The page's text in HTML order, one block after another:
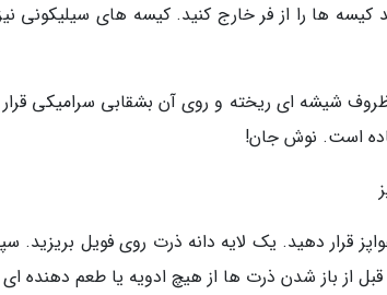
ها را از فر خارج کنید. کیسه های سیلیکونی
است. نوش جان!
از باز شدن ذرت ها از هیچ ادویه یا طعم دهنده ای